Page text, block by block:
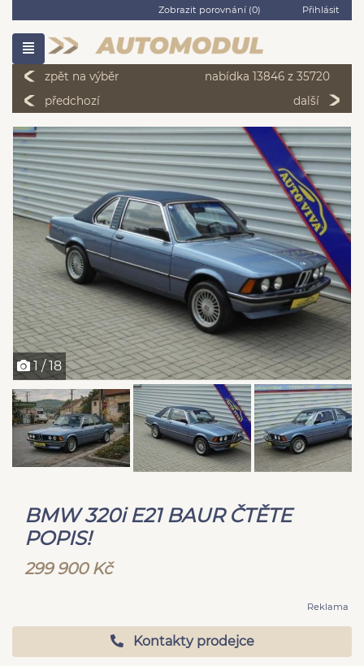
Zobrazit porovnání (0) Přihlásit
zpět na výběr
nabídka 13846 z 35720
předchozí
další
1 / 18
BMW 320i E21 BAUR ČTĚTE
POPIS!
299 900 Kč
Reklama
Kontakty prodejce